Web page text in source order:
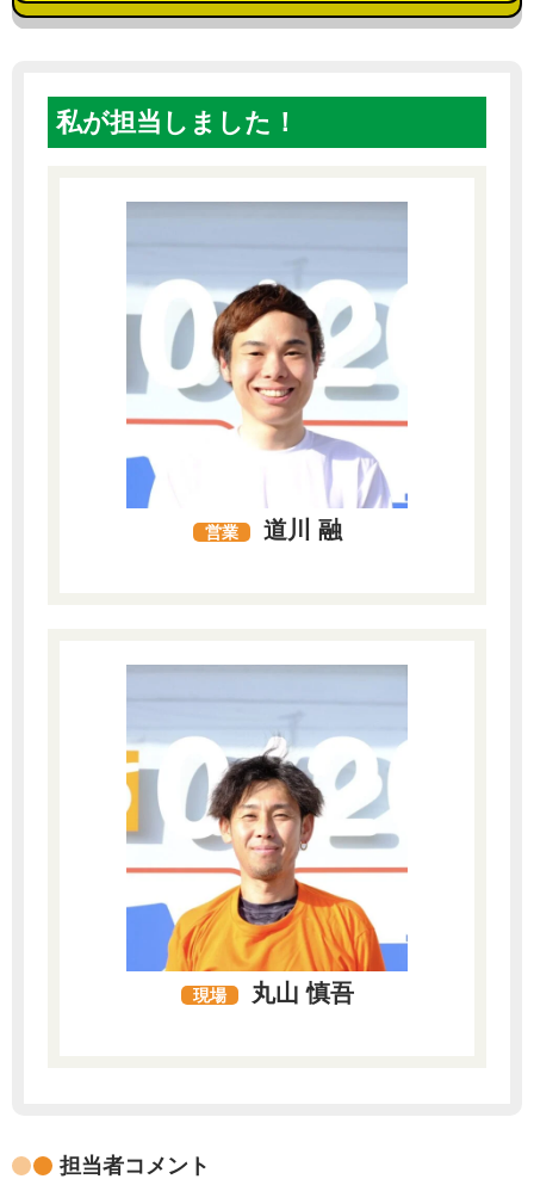
私が担当しました！
営業 道川 融
現場 丸山 慎吾
担当者コメント